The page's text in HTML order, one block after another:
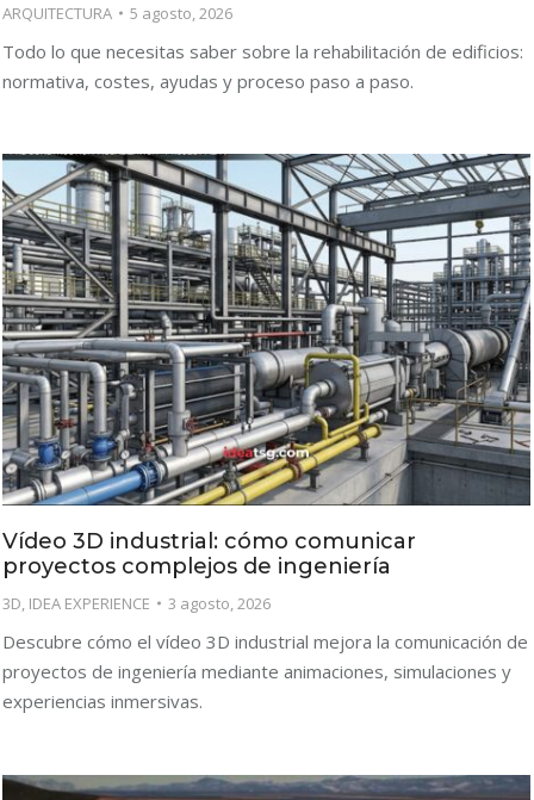
ARQUITECTURA 5 agosto, 2026
Todo lo que necesitas saber sobre la rehabilitación de edificios:
normativa, costes, ayudas y proceso paso a paso.
Vídeo 3D industrial: cómo comunicar
proyectos complejos de ingeniería
3D, IDEA EXPERIENCE 3 agosto, 2026
Descubre cómo el vídeo 3D industrial mejora la comunicación de
proyectos de ingeniería mediante animaciones, simulaciones y
experiencias inmersivas.